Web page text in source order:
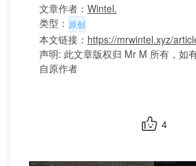
文章作者： Wintel.
类型： 原创
本文链接： https://mrwintel.xyz/
声明: 此文章版权归 Mr M 所有，如
自原作者
4